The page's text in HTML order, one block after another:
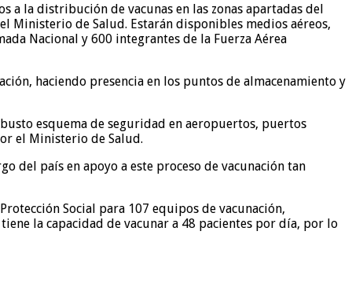
a la distribución de vacunas en las zonas apartadas del
de Salud. Estarán disponibles medios aéreos,
Nacional y 600 integrantes de la Fuerza Aérea
haciendo presencia en los puntos de almacenamiento y
esquema de seguridad en aeropuertos, puertos
el Ministerio de Salud.
del país en apoyo a este proceso de vacunación tan
Social para 107 equipos de vacunación,
la capacidad de vacunar a 48 pacientes por día, por lo